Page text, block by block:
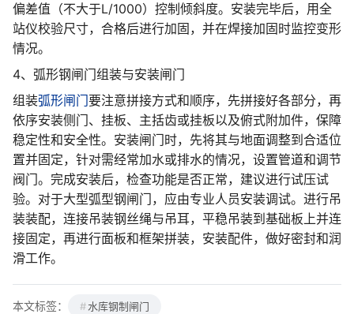
偏差值（不大于L/1000）控制倾斜度。安装完毕后，用全
站仪校验尺寸，合格后进行加固，并在焊接加固时监控变形
情况。
4、弧形钢闸门组装与安装闸门
组装弧形闸门要注意拼接方式和顺序，先拼接好各部分，再
依序安装侧门、挂板、主括齿或挂板以及俯式附加件，保障
稳定性和安全性。安装闸门时，先将其与地面调整到合适位
置并固定，针对需经常加水或排水的情况，设置管道和调节
阀门。完成安装后，检查功能是否正常，建议进行试压试
验。对于大型弧型钢闸门，应由专业人员安装调试。进行吊
装装配，连接吊装钢丝绳与吊耳，平稳吊装到基础板上并连
接固定，再进行面板和框架拼装，安装配件，做好密封和润
滑工作。
本文标签： 水库钢制闸门